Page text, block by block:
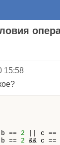
15:58
== 2 || c ==
== 2 && c ==